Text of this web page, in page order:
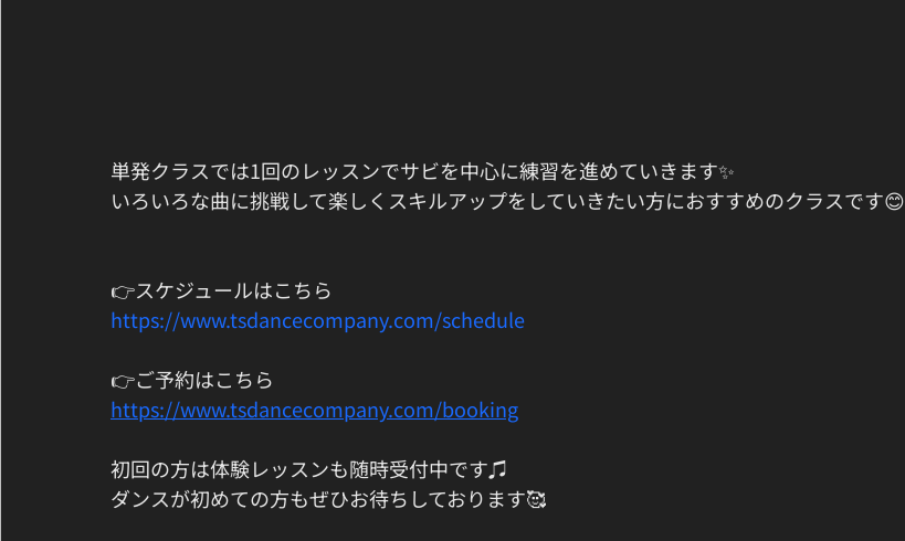
単発クラスでは1回のレッスンでサビを中心に練習を進めていきます✨️
いろいろな曲に挑戦して楽しくスキルアップをしていきたい方におすすめのクラスです😊
👉スケジュールはこちら
https://www.tsdancecompany.com/schedule
👉ご予約はこちら
https://www.tsdancecompany.com/booking
初回の方は体験レッスンも随時受付中です♫
ダンスが初めての方もぜひお待ちしております🥰